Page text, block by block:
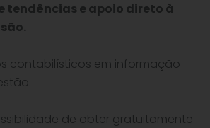
tendências e apoio direto à
contabilísticos em informação
de obter gratuitamente